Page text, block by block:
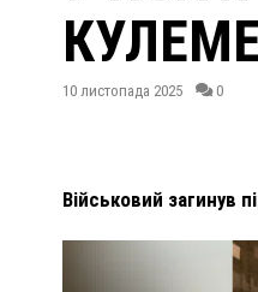
10 листопада 2025 0
Військовий загинув